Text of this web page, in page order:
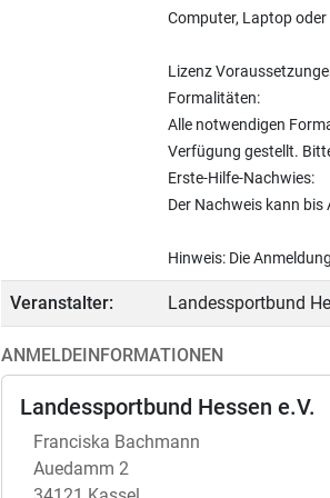
Computer, Laptop
Lizenz
Formalitäten:
Alle notwendigen
Verfügung gestellt.
Erste-Hilfe-Nachwies:
Der Nachweis kann
Hinweis: Die
Veranstalter: Landessportbund
ANMELDEINFORMATIONEN
Landessportbund Hessen e.V.
Franciska Bachmann
Auedamm 2